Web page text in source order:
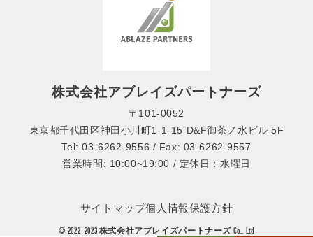
株式会社アブレイズパートナーズ
〒101-0052
東京都千代田区神田小川町1-1-15 D&F御茶ノ水ビル 5F
Tel: 03-6262-9556 / Fax: 03-6262-9557
営業時間: 10:00~19:00 / 定休日：水曜日
© 2022-2023 株式会社アブレイズパートナーズ Co., Ltd
サイトマップ個人情報保護方針